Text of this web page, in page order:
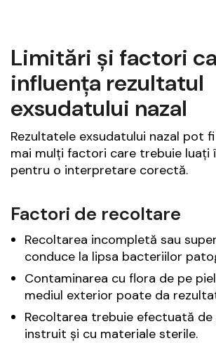
Limitări și factori
influența rezultatul
exsudatului nazal
Rezultatele exsudatului nazal pot
mai mulți factori care trebuie luați
pentru o interpretare corectă.
Factori de recoltare
Recoltarea incompletă sau
conduce la lipsa bacteriilor
Contaminarea cu flora de pe
mediul exterior poate da
Recoltarea trebuie efectuată de
instruit și cu materiale sterile.